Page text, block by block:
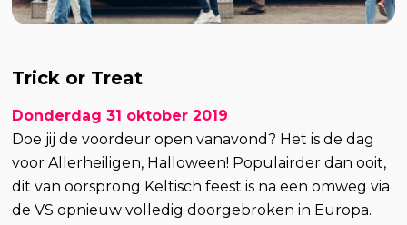
Trick or Treat
Donderdag 31 oktober 2019
Doe jij de voordeur open vanavond? Het is de dag
voor Allerheiligen, Halloween! Populairder dan ooit,
dit van oorsprong Keltisch feest is na een omweg via
de VS opnieuw volledig doorgebroken in Europa.